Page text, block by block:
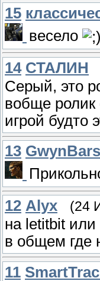
15
весело
14 СТАЛИН
Серый, это
вобще ролик
игрой будто
13 GwynBars
12 Alyx (24
на letitbit или
в общем где
11